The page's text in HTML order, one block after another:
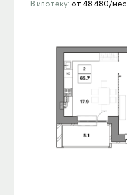
В ипотеку: от 48 480/мес